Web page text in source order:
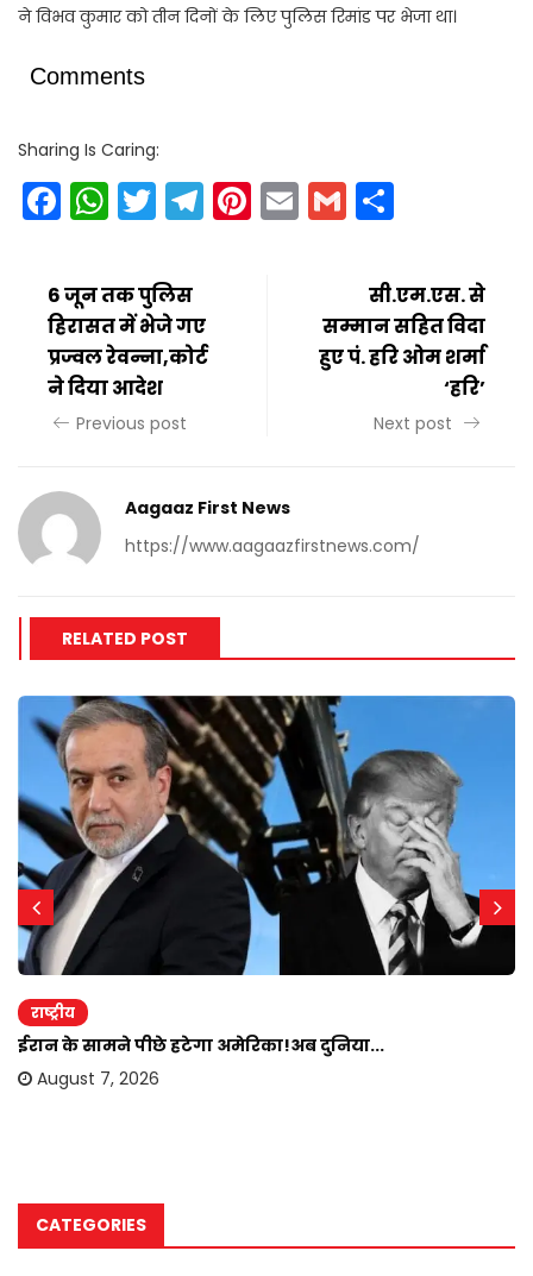
ने विभव कुमार को तीन दिनों के लिए पुलिस रिमांड पर भेजा था।
Comments
Sharing Is Caring:
Facebook
WhatsApp
Twitter
Telegram
Pinterest
EmailGmail
6 जून तक पुलिस
हिरासत में भेजे गए
प्रज्वल रेवन्ना,कोर्ट
ने दिया आदेश
Previous post
सी.एम.एस. से
सम्मान सहित विदा
हुए पं. हरि ओम शर्मा
‘हरि’
Next post
Aagaaz First News
https://www.aagaazfirstnews.com/
RELATED POST
राष्ट्रीय
ईरान के सामने पीछे हटेगा अमेरिका!अब दुनिया...
August 7, 2026
CATEGORIES